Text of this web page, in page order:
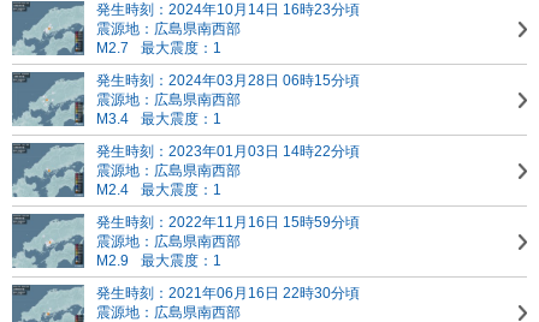
発生時刻：2024年10月14日 16時23分頃
震源地：広島県南西部
M2.7
最大震度：1
発生時刻：2024年03月28日 06時15分頃
震源地：広島県南西部
M3.4
最大震度：1
発生時刻：2023年01月03日 14時22分頃
震源地：広島県南西部
M2.4
最大震度：1
発生時刻：2022年11月16日 15時59分頃
震源地：広島県南西部
M2.9
最大震度：1
発生時刻：2021年06月16日 22時30分頃
震源地：広島県南西部